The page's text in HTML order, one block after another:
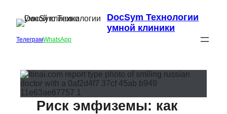
DocSym Технологии
умной клиники
ТелеграмWhatsApp
Риск эмфиземы: как